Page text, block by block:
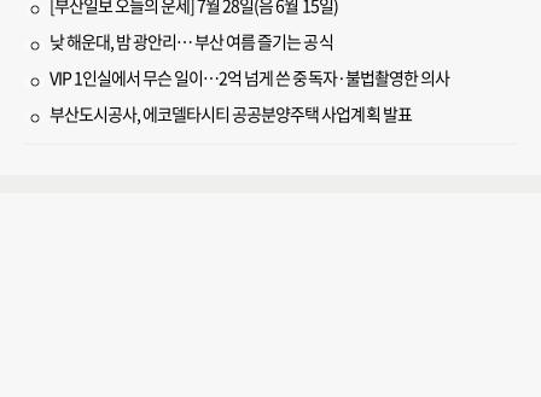
[부산일보 오늘의 운세] 7월 28일(음 6월 15일)
낮 해운대, 밤 광안리… 부산 여름 즐기는 공식
VIP 1인실에서 무슨 일이…2억 넘게 쓴 중독자·불법촬영한 의사
부산도시공사, 에코델타시티 공공분양주택 사업계획 발표